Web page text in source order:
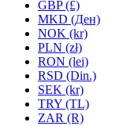
GBP (£)
MKD (Ден)
NOK (kr)
PLN (zł)
RON (lei)
RSD (Din.)
SEK (kr)
TRY (TL)
ZAR (R)